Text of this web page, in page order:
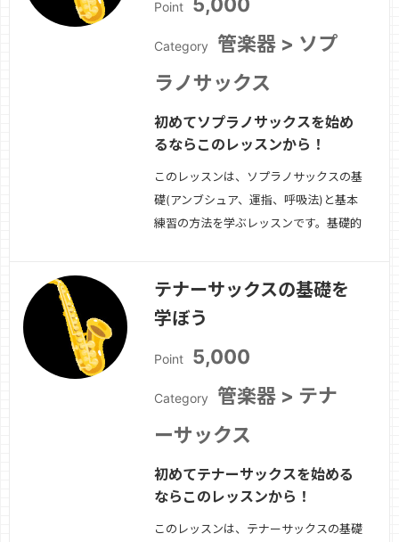
Point
Category
管楽器 > ソプ
ラノサックス
初めてソプラノサックスを始め
るならこのレッスンから！
このレッスンは、ソプラノサックスの基
礎(アンブシュア、運指、呼吸法)と基本
練習の方法を学ぶレッスンです。基礎的
テナーサックスの基礎を
学ぼう
Point 5,000
Category
管楽器 > テナ
ーサックス
初めてテナーサックスを始める
ならこのレッスンから！
このレッスンは、テナーサックスの基礎